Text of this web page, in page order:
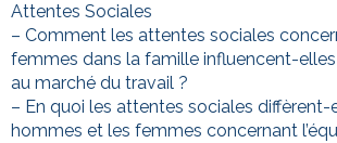
Attentes Sociales
– Comment les attentes sociales
femmes dans la famille influencent-
au marché du travail ?
– En quoi les attentes sociales diffèrent-
hommes et les femmes concernant